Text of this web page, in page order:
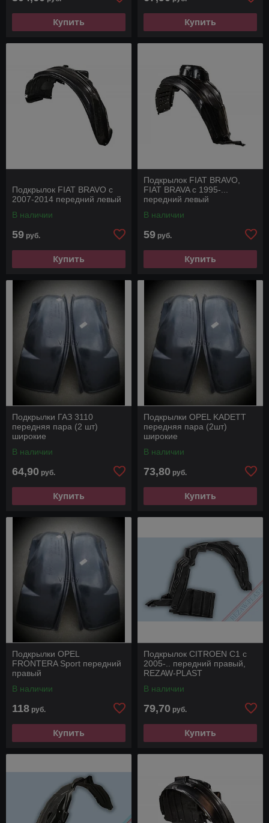
Купить Купить
Подкрылок FIAT BRAVO с
2007-2014 передний левый
В наличии
59 руб.
Купить
Подкрылок FIAT BRAVO,
FIAT BRAVA с 1995-...
передний левый
В наличии
59 руб.
Купить
Подкрылки ГАЗ 3110
передняя пара (2 шт)
широкие
В наличии
64,90 руб.
Купить
Подкрылки OPEL KADETT
передняя пара (2шт)
широкие
В наличии
73,80 руб.
Купить
Подкрылки OPEL
FRONTERA Sport передний
правый
В наличии
118 руб.
Купить
Подкрылок CITROEN C1 с
2005-.. передний правый,
REZAW-PLAST
В наличии
79,70 руб.
Купить